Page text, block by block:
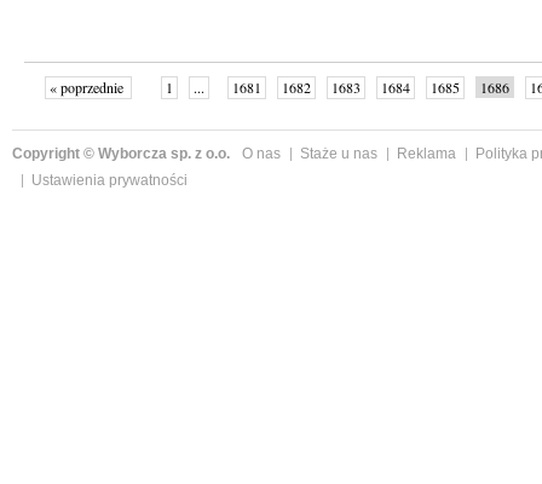
« poprzednie 1 ... 1681 1682 1683 1684 1685 1686
Copyright © Wyborcza sp. z o.o. O nas Staże u nas Reklama
Polityka
Ustawienia prywatności